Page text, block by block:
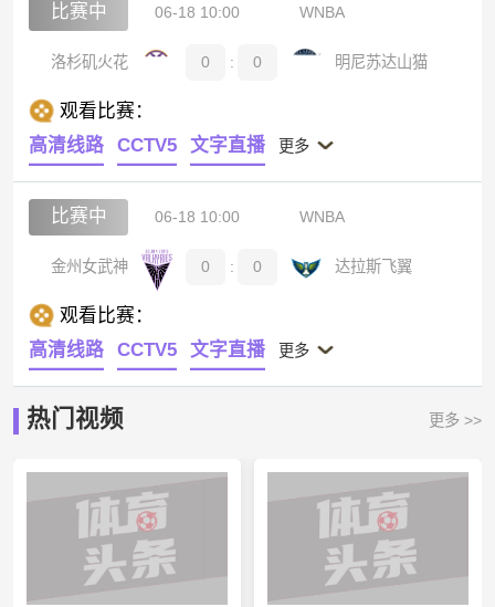
比赛中 06-18 10:00 WNBA
洛杉矶火花 0 : 0 明尼苏达山猫
观看比赛：
高清线路
CCTV5 文字直播 更多
比赛中 06-18 10:00 WNBA
金州女武神 0 : 0 达拉斯飞翼
观看比赛：
高清线路
CCTV5 文字直播 更多
热门视频 更多 >>